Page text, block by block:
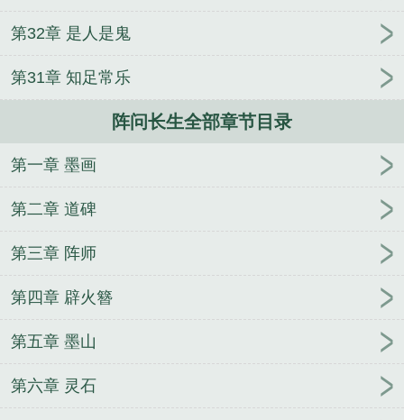
第32章 是人是鬼
第31章 知足常乐
阵问长生全部章节目录
第一章 墨画
第二章 道碑
第三章 阵师
第四章 辟火簪
第五章 墨山
第六章 灵石